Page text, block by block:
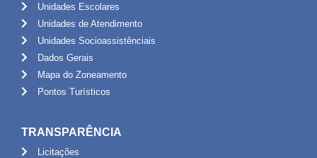
Unidades Escolares
Unidades de Atendimento
Unidades Socioassistênciais
Dados Gerais
Mapa do Zoneamento
Pontos Turísticos
TRANSPARÊNCIA
Licitações